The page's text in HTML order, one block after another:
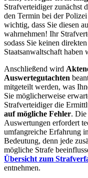
Strafverteidiger zunächst
den Termin bei der
wichtig, dass Sie diesen
wahrnehmen! Ihr
sodass Sie keinen
Staatsanwaltschaft haben
Anschließend wird
Auswertegutachten
mitgeteilt werden, was
Sie möglicherweise
Strafverteidiger die
auf mögliche Fehler. Die
Auswertungen erfordert
umfangreiche Erfahrung
Bedeutung, denn jede
mögliche Strafe
Übersicht zum
entnehmen.